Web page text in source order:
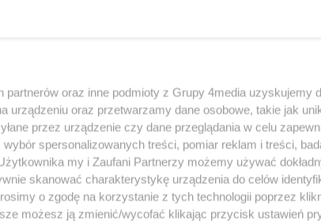
34 / 41
„NIE MÓW DO MNIE GŁUCHA” ma miejsce w
2, w piątek (2 sierpnia). Ekspozycja potrwa
partnerów oraz inne podmioty z Grupy 4media uzyskujemy
urządzeniu oraz przetwarzamy dane osobowe, takie jak
przez urządzenie czy dane przeglądania w celu
spersonalizowanych treści, pomiar reklam i treści,
my i Zaufani Partnerzy możemy używać
skanować charakterystykę urządzenia do celów
o zgodę na korzystanie z tych technologii poprzez
możesz ją zmienić/wycofać klikając przycisk ustawień